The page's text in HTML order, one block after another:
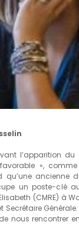
l’apparition
»,
qu’une ancienne
un poste-clé
(CMRE) à
Secrétaire
nous rencontrer